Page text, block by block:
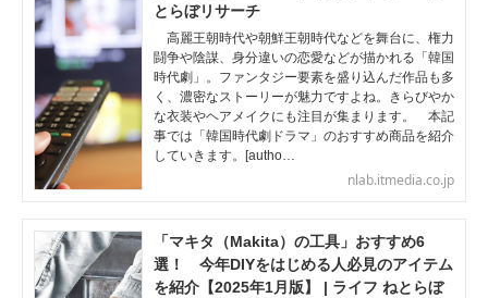
とらぼリサーチ
高麗王朝時代や朝鮮王朝時代などを舞台に、権力
闘争や陰謀、身分違いの恋愛などが描かれる「韓国
時代劇」。ファンタジー要素を盛り込んだ作品も多
く、濃密なストーリーが魅力ですよね。きらびやか
な衣装やヘアメイクにも注目が集まります。 本記
事では「韓国時代劇ドラマ」のおすすめ商品を紹介
していきます。[autho…
nlab.itmedia.co.jp
「マキタ（Makita）の工具」おすすめ6
選！ 今年DIYをはじめる人必見のアイテム
を紹介【2025年1月版】 | ライフ ねとらぼ